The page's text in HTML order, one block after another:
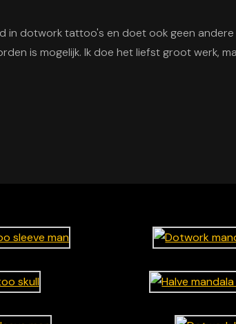
in dotwork tattoo's en doet ook geen
is mogelijk. Ik doe het liefst groot werk,